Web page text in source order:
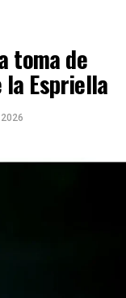
toma de
la Espriella